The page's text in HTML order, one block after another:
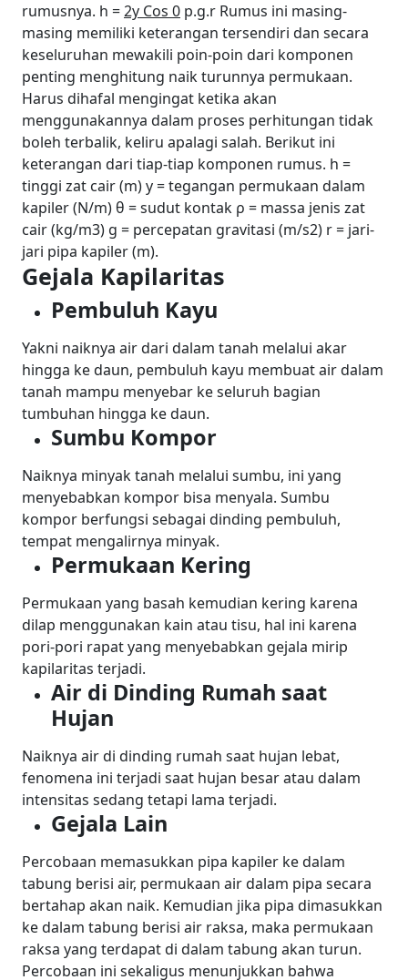
rumusnya. h =2y Cos 0 p.g.r Rumus ini masing-
masing memiliki keterangan tersendiri dan secara
keseluruhan mewakili poin-poin dari komponen
penting menghitung naik turunnya permukaan.
Harus dihafal mengingat ketika akan
menggunakannya dalam proses perhitungan tidak
boleh terbalik, keliru apalagi salah. Berikut ini
keterangan dari tiap-tiap komponen rumus. h =
tinggi zat cair (m) y = tegangan permukaan dalam
kapiler (N/m) θ = sudut kontak ρ = massa jenis zat
cair (kg/m3) g = percepatan gravitasi (m/s2) r = jari-
jari pipa kapiler (m).
Gejala Kapilaritas
Pembuluh Kayu
Yakni naiknya air dari dalam tanah melalui akar
hingga ke daun, pembuluh kayu membuat air dalam
tanah mampu menyebar ke seluruh bagian
tumbuhan hingga ke daun.
Sumbu Kompor
Naiknya minyak tanah melalui sumbu, ini yang
menyebabkan kompor bisa menyala. Sumbu
kompor berfungsi sebagai dinding pembuluh,
tempat mengalirnya minyak.
Permukaan Kering
Permukaan yang basah kemudian kering karena
dilap menggunakan kain atau tisu, hal ini karena
pori-pori rapat yang menyebabkan gejala mirip
kapilaritas terjadi.
Air di Dinding Rumah saat
Hujan
Naiknya air di dinding rumah saat hujan lebat,
fenomena ini terjadi saat hujan besar atau dalam
intensitas sedang tetapi lama terjadi.
Gejala Lain
Percobaan memasukkan pipa kapiler ke dalam
tabung berisi air, permukaan air dalam pipa secara
bertahap akan naik. Kemudian jika pipa dimasukkan
ke dalam tabung berisi air raksa, maka permukaan
raksa yang terdapat di dalam tabung akan turun.
Percobaan ini sekaligus menunjukkan bahwa